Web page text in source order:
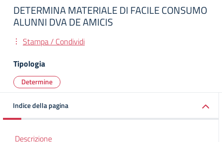
DETERMINA MATERIALE DI FACILE CONSUMO
ALUNNI DVA DE AMICIS
Stampa / Condividi
Tipologia
Determine
Indice della pagina
Descrizione